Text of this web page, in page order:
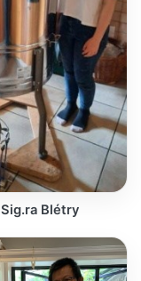
Sig.ra Blétry